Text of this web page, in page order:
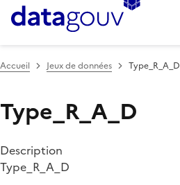
Accueil Jeux de données Type_R_A_D
Type_R_A_D
Description
Type_R_A_D